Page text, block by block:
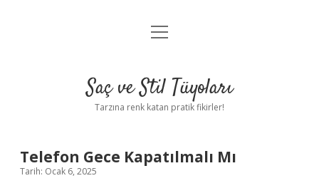
Anasayfa
Yasal Uyarı
menüyü
Saç ve Stil Tüyoları
Tarzına renk katan pratik fikirler!
Telefon Gece Kapatılmalı Mı
Tarih: Ocak 6, 2025